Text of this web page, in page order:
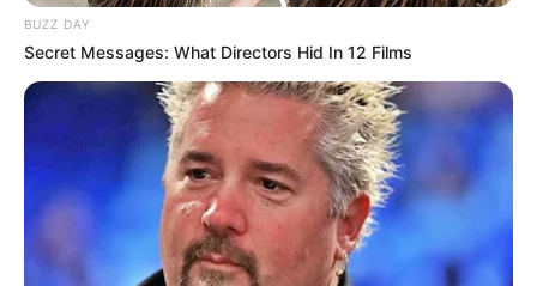
BUZZ DAY
Secret Messages: What Directors Hid In 12 Films